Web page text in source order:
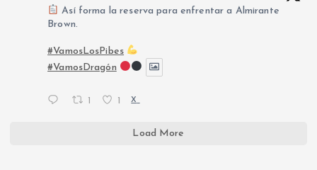
Así forma la reserva para enfrentar a Almirante
Brown.
#VamosLosPibes
#VamosDragón
X
Load More